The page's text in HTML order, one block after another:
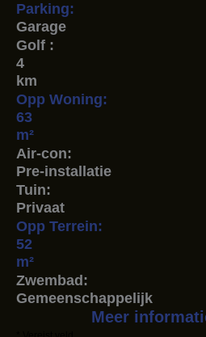
Parking:
Garage
Golf :
4
km
Opp Woning:
63
m²
Air-con:
Pre-installatie
Tuin:
Privaat
Opp Terrein:
52
m²
Zwembad:
Gemeenschappelijk
Meer